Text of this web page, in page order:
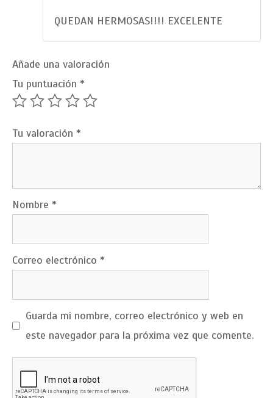
con5de 5
QUEDAN HERMOSAS!!!! EXCELENTE
Añade una valoración
Tu puntuación *
Tu valoración *
Nombre *
Correo electrónico *
Guarda mi nombre, correo electrónico y web en
este navegador para la próxima vez que comente.